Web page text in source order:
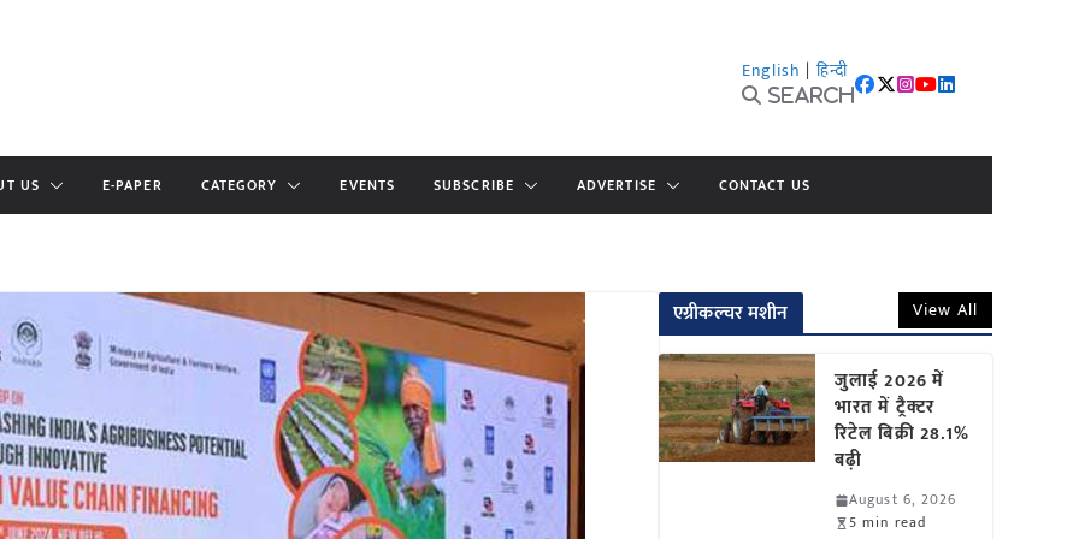
English | हिन्दी
Search
US E-PAPER CATEGORY EVENTS SUBSCRIBE ADVERTISE CONTACT US
एग्रीकल्चर मशीन View All
जुलाई 2026 में
भारत में ट्रैक्टर
रिटेल बिक्री 28.1%
बढ़ी
August 6, 2026
5 min read